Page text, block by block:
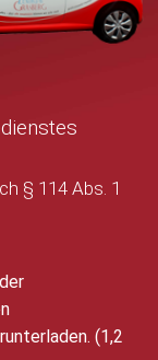
§ 114 Abs. 1
(1,2